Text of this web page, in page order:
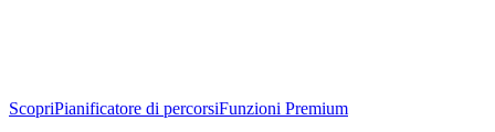
ScopriPianificatore di percorsiFunzioni Premium